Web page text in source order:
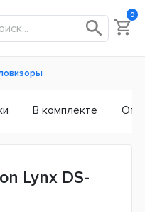
0
В комплекте
Lynx DS-